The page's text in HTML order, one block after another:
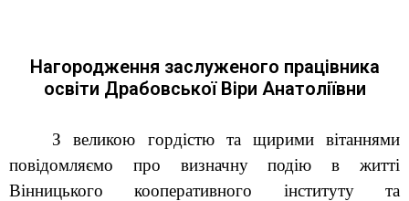
Нагородження заслуженого працівника
освіти Драбовської Віри Анатоліївни
З великою гордістю та щирими вітаннями
повідомляємо про визначну подію в житті
Вінницького кооперативного інституту та